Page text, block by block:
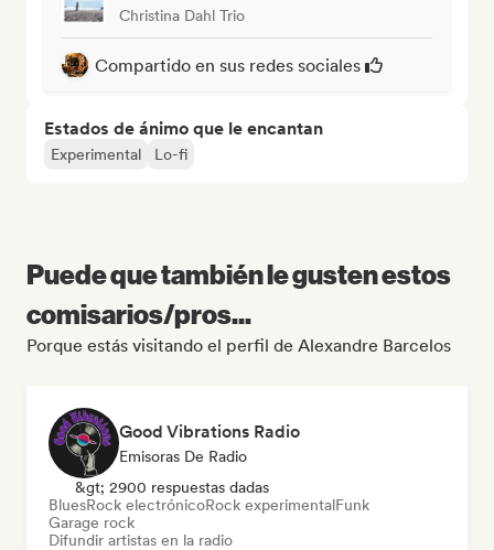
Christina Dahl Trio
Compartido en sus redes sociales
Estados de ánimo que le encantan
Experimental Lo-fi
Puede que también le gusten estos
comisarios/pros...
Porque estás visitando el perfil de Alexandre Barcelos
Good Vibrations Radio
Emisoras De Radio
&gt; 2900 respuestas dadas
BluesRock electrónicoRock experimentalFunk
Garage rock
Difundir artistas en la radio